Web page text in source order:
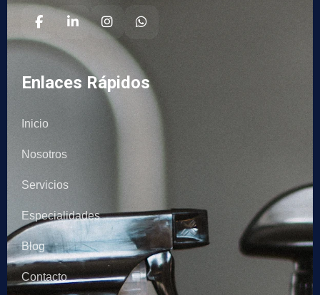
Enlaces Rápidos
Inicio
Nosotros
Servicios
Especialidades
Blog
Contacto